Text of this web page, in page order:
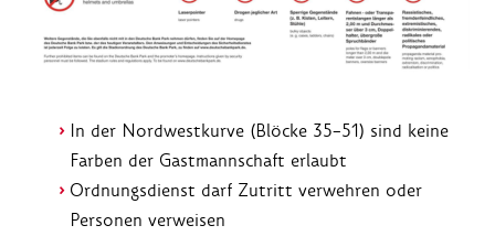
In der Nordwestkurve (Blöcke 35–51) sind keine
Farben der Gastmannschaft erlaubt
Ordnungsdienst darf Zutritt verwehren oder
Personen verweisen